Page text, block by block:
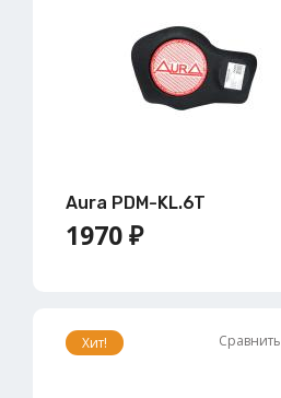
Aura PDM-KL.6T
1970 ₽
Хит! Сравнить